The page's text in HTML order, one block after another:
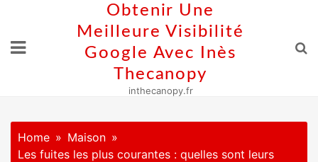
content
Obtenir Une
Meilleure Visibilité
Google Avec Inès
Thecanopy
inthecanopy.fr
Home
Maison
Les fuites les plus courantes : quelles sont leurs